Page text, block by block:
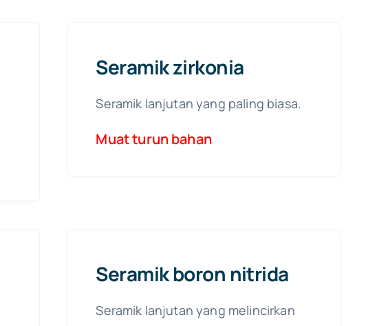
Seramik zirkonia
Seramik lanjutan yang paling biasa.
Muat turun bahan
Seramik boron nitrida
Seramik lanjutan yang melincirkan